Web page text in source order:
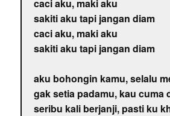
caci aku, maki aku
sakiti aku tapi jangan diam
caci aku, maki aku
sakiti aku tapi jangan diam
aku bohongin kamu, selalu
gak setia padamu, kau cuma
seribu kali berjanji, pasti ku